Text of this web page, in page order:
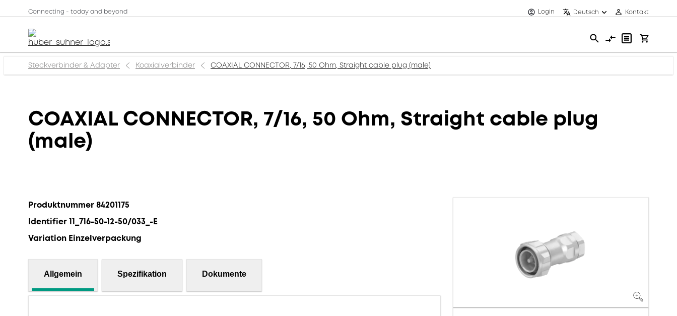
Connecting - today and beyond Login Deutsch Kontakt
Steckverbinder & Adapter Koaxialverbinder COAXIAL CONNECTOR, 7/16, 50 Ohm, Straight cable plug (male)
COAXIAL CONNECTOR, 7/16, 50 Ohm, Straight cable plug
(male)
Produktnummer 84201175
Identifier 11_716-50-12-50/033_-E
Variation Einzelverpackung
Allgemein Spezifikation Dokumente